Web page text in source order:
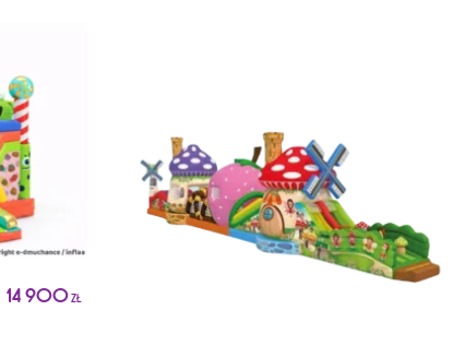
14 900ZŁ